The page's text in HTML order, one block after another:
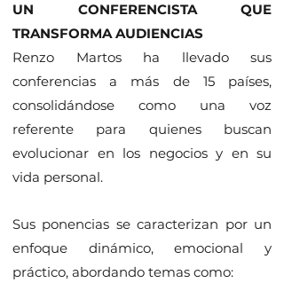
UN CONFERENCISTA QUE
TRANSFORMA AUDIENCIAS
Renzo Martos ha llevado sus
conferencias a más de 15 países,
consolidándose como una voz
referente para quienes buscan
evolucionar en los negocios y en su
vida personal.
Sus ponencias se caracterizan por un
enfoque dinámico, emocional y
práctico, abordando temas como: